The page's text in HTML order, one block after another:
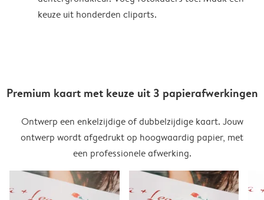
keuze uit honderden cliparts.
Premium kaart met keuze uit 3 papierafwerkingen
Ontwerp een enkelzijdige of dubbelzijdige kaart. Jouw
ontwerp wordt afgedrukt op hoogwaardig papier, met
een professionele afwerking.